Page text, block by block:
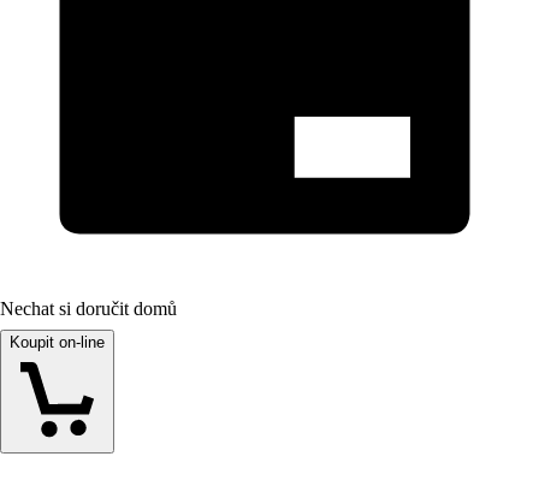
Nechat si doručit domů
Koupit on-line